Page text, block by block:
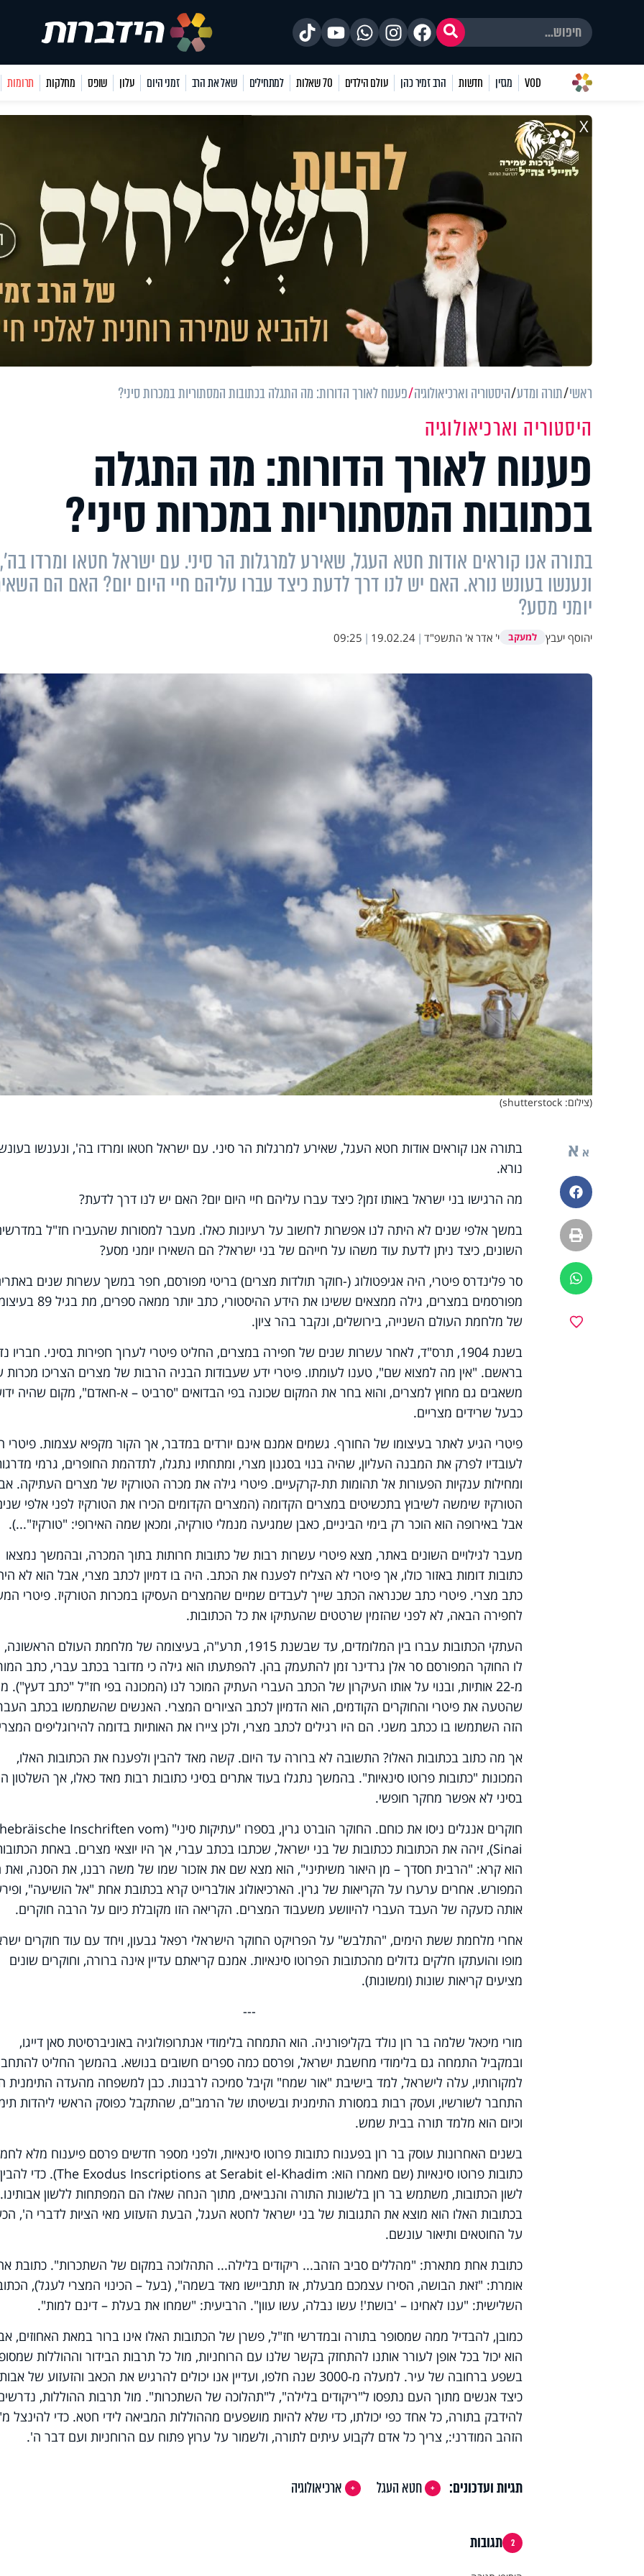
VOD מגזין חדשות הרב זמיר כהן עולם הילדים 70 שאלות למתחילים שאל את הרב זמני היום עלון שופס מחלקות תרומות
X
ראשי תורה ומדע היסטוריה וארכיאולוגיה פענוח לאורך הדורות: מה התגלה בכתובות המסתוריות במכרות סיני?
היסטוריה וארכיאולוגיה
פענוח לאורך הדורות: מה התגלה
בכתובות המסתוריות במכרות סיני?
בתורה אנו קוראים אודות חטא העגל, שאירע למרגלות הר סיני. עם ישראל חטאו ומרדו בה',
ונענשו בעונש נורא. האם יש לנו דרך לדעת כיצד עברו עליהם חיי היום יום? האם הם
יומני מסע?
יהוסף יעבץ למעקב י' אדר א' התשפ"ד |
19.02.24
|
09:25
(צילום: shutterstock)
א א
פייסבוק
הדפסה
ווטסאפ
בתורה אנו קוראים אודות חטא העגל, שאירע למרגלות הר סיני. עם ישראל חטאו ומרדו בה', ונענשו
נורא.
מה הרגישו בני ישראל באותו זמן? כיצד עברו עליהם חיי היום יום? האם יש לנו דרך לדעת?
במשך אלפי שנים לא היתה לנו אפשרות לחשוב על רעיונות כאלו. מעבר למסורות שהעבירו חז"ל
השונים, כיצד ניתן לדעת עוד משהו על חייהם של בני ישראל? הם השאירו יומני מסע?
סר פלינדרס פיטרי, היה אגיפטולוג (-חוקר תולדות מצרים) בריטי מפורסם, חפר במשך עשרות שנים
מפורסמים במצרים, גילה ממצאים ששינו את הידע ההיסטורי, כתב יותר
של מלחמת העולם השנייה, בירושלים, ונקבר בהר ציון.
בשנת 1904, תרס"ד, לאחר עשרות שנים של חפירה במצרים, החליט פיטרי לערוך חפירות בסיני. חבריו
בראשם. "אין מה למצוא שם", טענו לעומתו. פיטרי ידע שעבודות הבניה הרבות של מצרים הצריכו מכרות
משאבים גם מחוץ למצרים, והוא בחר את המקום שכונה בפי הבדואים "סרביט – א-חאדם", מקום שהיה
כבעל שרידים מצריים.
פיטרי הגיע לאתר בעיצומו של החורף. גשמים אמנם אינם יורדים במדבר, אך הקור מקפיא עצמות. פיטרי
לעובדיו לפרק את המבנה העליון, שהיה בנוי בסגנון מצרי, ומתחתיו נתגלו, לתדהמת החופרים, גרמי
ומחילות ענקיות הפעורות אל תהומות תת-קרקעיים. פיטרי גילה את מכרה הטורקיז של מצרים העתיקה.
הטורקיז שימשה לשיבוץ בתכשיטים במצרים הקדומה (המצרים הקדומים הכירו את הטורקיז לפני אלפי
אבל באירופה הוא הוכר רק בימי הביניים, כאבן שמגיעה מנמלי טורקיה, ומכאן שמה האירופי: "טורקיז"...).
מעבר לגילויים השונים באתר, מצא פיטרי עשרות רבות של כתובות חרותות בתוך המכרה, ובהמשך נמצאו
כתובות דומות באזור כולו, אך פיטרי לא הצליח לפענח את הכתב. היה בו דמיון לכתב מצרי, אבל הוא לא
כתב מצרי. פיטרי כתב שכנראה הכתב שייך לעבדים שמיים שהמצרים העסיקו במכרות הטורקיז. פיטרי
לחפירה הבאה, לא לפני שהזמין שרטטים שהעתיקו את כל הכתובות.
העתקי הכתובות עברו בין המלומדים, עד שבשנת 1915, תרע"ה, בעיצומה של מלחמת העולם
לו החוקר המפורסם סר אלן גרדינר זמן להתעמק בהן. להפתעתו הוא גילה כי מדובר בכתב עברי, כתב
מ-22 אותיות, ובנוי על אותו העיקרון של הכתב העברי העתיק המוכר לנו (המכונה בפי חז"ל "כתב דעץ").
שהטעה את פיטרי והחוקרים הקודמים, הוא הדמיון לכתב הציורים המצרי. האנשים שהשתמשו בכתב
הזה השתמשו בו ככתב משני. הם היו רגילים לכתב מצרי, ולכן ציירו את האותיות בדומה להירוגליפים
אך מה כתוב בכתובות האלו? התשובה לא ברורה עד היום. קשה מאד להבין ולפענח את הכתובות האלו,
המכונות "כתובות פרוטו סינאיות". בהמשך נתגלו בעוד אתרים בסיני כתובות רבות מאד כאלו, אך השלטון
בסיני לא אפשר מחקר חופשי.
חוקרים אנגלים ניסו את כוחם. החוקר הוברט גרין, בספרו "עתיקות סיני" (Inschriften vom
Sinai), זיהה את הכתובות ככתובות של בני ישראל, שכתבו בכתב עברי, אך היו יוצאי מצרים. באחת
הוא קרא: "הרבית חסדך – מן היאור משיתיני", הוא מצא שם את אזכור שמו של משה רבנו, את הסנה,
המפורש. אחרים ערערו על הקריאות של גרין. הארכיאולוג אולברייט קרא בכתובת אחת "אל הושיעה",
אותה כזעקה של העבד העברי להיוושע משעבוד המצרים. הקריאה הזו מקובלת כיום על הרבה חוקרים.
אחרי מלחמת ששת הימים, "התלבש" על הפרויקט החוקר הישראלי רפאל גבעון, ויחד עם עוד חוקרים
מופו והועתקו חלקים גדולים מהכתובות הפרוטו סינאיות. אמנם קריאתם עדיין אינה ברורה, וחוקרים שונים
מציעים קריאות שונות (ומשונות).
---
מורי מיכאל שלמה בר רון נולד בקליפורניה. הוא התמחה בלימודי אנתרופולוגיה באוניברסיטת סאן דייגו,
ובמקביל התמחה גם בלימודי מחשבת ישראל, ופרסם כמה ספרים חשובים בנושא. בהמשך החליט
למקורותיו, עלה לישראל, למד בישיבת "אור שמח" וקיבל סמיכה לרבנות. כבן למשפחה מהעדה התימנית
התחבר לשורשיו, ועסק רבות במסורת התימנית ובשיטתו של הרמב"ם, שהתקבל כפוסק הראשי ליהדות
וכיום הוא מלמד תורה בבית שמש.
בשנים האחרונות עוסק בר רון בפענוח כתובות פרוטו סינאיות, ולפני מספר חדשים פרסם פיענוח מלא
כתובות פרוטו סינאיות (שם מאמרו הוא: The Exodus Inscriptions at Serabit el-Khadim). כדי
לשון הכתובות, משתמש בר רון בלשונות התורה והנביאים, מתוך הנחה שאלו הם המפתחות ללשון אבותינו.
בכתובות האלו הוא מוצא את התגובות של בני ישראל לחטא העגל, הבעת הזעזוע מאי הציות לדברי ה',
על החוטאים ותיאור עונשם.
כתובת אחת מתארת: "מהללים סביב הזהב... ריקודים בלילה... התהלוכה במקום של השתכרות". כתובת
אומרת: "זאת הבושה, הסירו עצמכם מבעלת, אז תתביישו מאד בשמה", (בעל – הכינוי המצרי לעגל),
השלישית: "ענו לאחינו – 'בושת'! עשו נבלה, עשו עוון". הרביעית: "שמחו את בעלת – דינם למות".
כמובן, להבדיל ממה שמסופר בתורה ובמדרשי חז"ל, פשרן של הכתובות האלו אינו ברור במאת האחוזים,
הוא יכול בכל אופן לעורר אותנו להתחזק בקשר שלנו עם הרוחניות, מול כל תרבות הבידור וההוללות
בשפע ברחובה של עיר. למעלה מ-3000 שנה חלפו, ועדיין אנו יכולים להרגיש את הכאב והזעזוע של
כיצד אנשים מתוך העם נתפסו ל"ריקודים בלילה", ל"תהלוכה של השתכרות". מול תרבות ההוללות,
להידבק בתורה, כל אחד כפי יכולתו, כדי שלא להיות מושפעים מההוללות המביאה לידי חטא. כדי להינצל
הזהב המודרני:, צריך כל אדם לקבוע עיתים לתורה, ולשמור על ערוץ פתוח עם הרוחניות ועם דבר ה'.
תגיות ועדכונים: חטא העגל ארכיאולוגיה
2 תגובות